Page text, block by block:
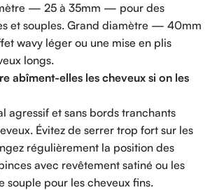
— 25 à 35mm — pour des
et souples. Grand diamètre — 40mm
wavy léger ou une mise en plis
longs.
abîment-elles les cheveux si on les
agressif et sans bords tranchants
Évitez de serrer trop fort sur les
régulièrement la position des
avec revêtement satiné ou les
souple pour les cheveux fins.